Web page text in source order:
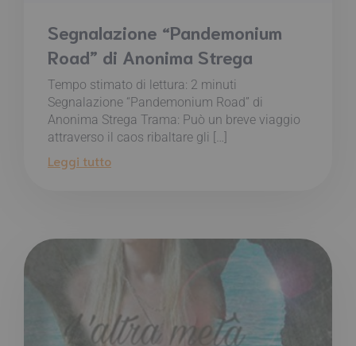
Segnalazione “Pandemonium
Road” di Anonima Strega
Tempo stimato di lettura: 2 minuti
Segnalazione “Pandemonium Road” di
Anonima Strega Trama: Può un breve viaggio
attraverso il caos ribaltare gli […]
Leggi tutto